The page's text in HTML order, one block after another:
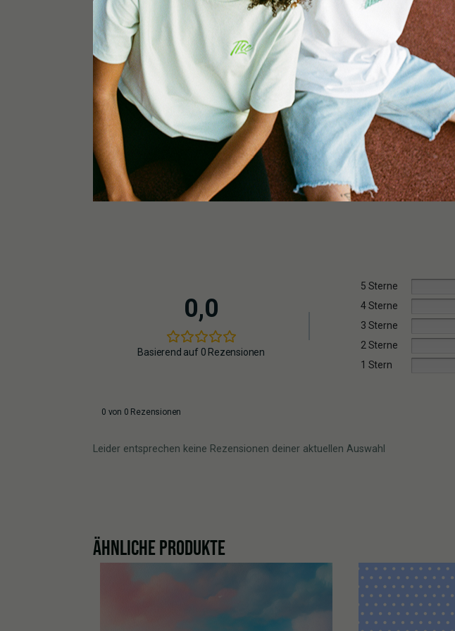
50/50 Indica Sativa. Somit vereint sie energetische Klarheit mit der Balance und
Anpassungsfähigkeit der Autoflower-Linie.
WAS IST DAS AROMAPROFIL UND DIE TERPENE VOM THAI PURPLE AUTO?
Dominant sind würzige Terpene, die an Räucherwerk erinnern, ergänzt durch
florale Noten, die für eine elegante Tiefe sorgen.
WELCHE EIGENSCHAFTEN MACHEN DEN SAMEN AUS?
Purple Thai AUTO RBX1 vereint kompaktes Wachstum, schnelle Ernte und
farbenprächtige Blüten mit einem vielschichtigen Aroma – eine Sorte, die
optisch wie geschmacklich begeistert.
0,0
Basierend auf 0 Rezensionen
5 Sterne
4 Sterne
3 Sterne
2 Sterne
1 Stern
0 von 0 Rezensionen
Leider entsprechen keine Rezensionen deiner aktuellen Auswahl
ÄHNLICHE PRODUKTE